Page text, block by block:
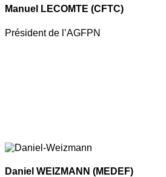
Manuel LECOMTE (CFTC)
Président de l’AGFPN
Daniel WEIZMANN (MEDEF)